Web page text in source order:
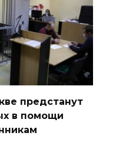
предстанут
в помощи